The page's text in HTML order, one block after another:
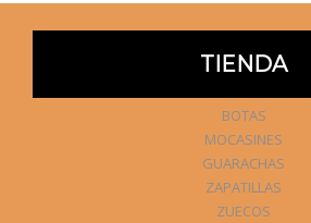
TIENDA
BOTAS
MOCASINES
GUARACHAS
ZAPATILLAS
ZUECOS